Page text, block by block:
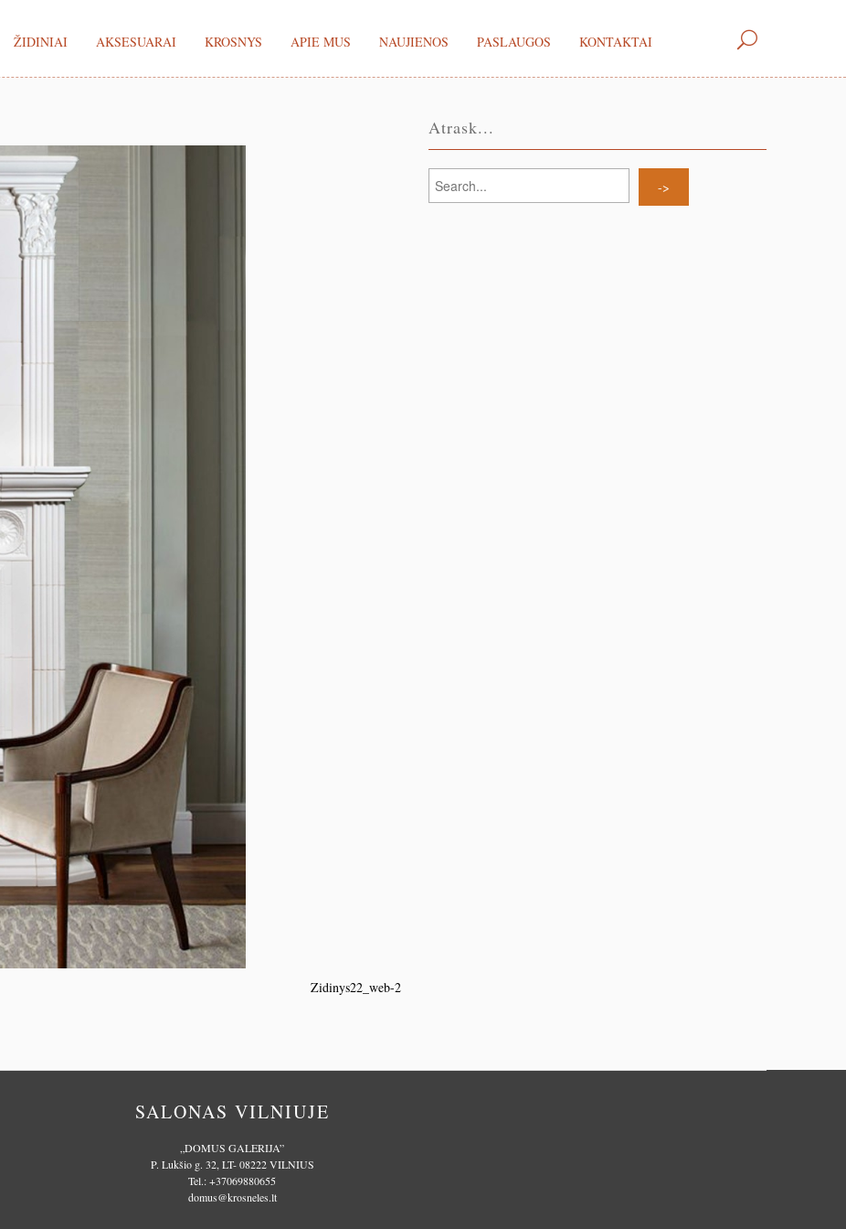
ŽIDINIAI AKSESUARAI KROSNYS APIE MUS NAUJIENOS PASLAUGOS KONTAKTAI
Zidinys22_web-2
Atrask...
SALONAS VILNIUJE
„DOMUS GALERIJA”
P. Lukšio g. 32, LT- 08222 VILNIUS
Tel.:+37069880655
domus@krosneles.lt